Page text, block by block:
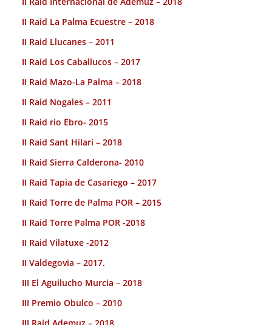
II Raid La Palma Ecuestre – 2018
II Raid Llucanes – 2011
II Raid Los Caballucos – 2017
II Raid Mazo-La Palma – 2018
II Raid Nogales – 2011
II Raid rio Ebro- 2015
II Raid Sant Hilari – 2018
II Raid Sierra Calderona- 2010
II Raid Tapia de Casariego – 2017
II Raid Torre de Palma POR – 2015
II Raid Torre Palma POR -2018
II Raid Vilatuxe -2012
II Valdegovia – 2017.
III El Aguilucho Murcia – 2018
III Premio Obulco – 2010